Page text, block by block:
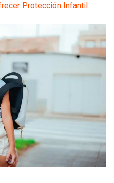
Protección Infantil